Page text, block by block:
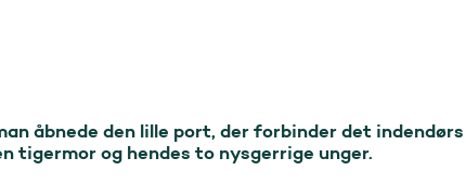
åbnede den lille port, der forbinder det
og hendes to nysgerrige unger.